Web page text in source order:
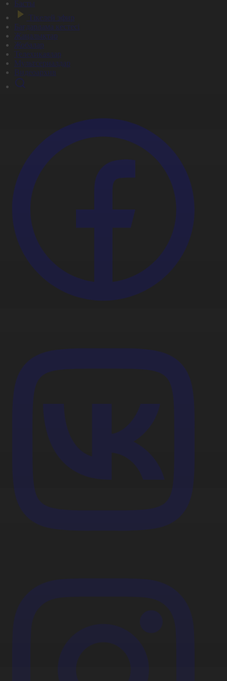
Басты
Тікелей эфир
Бағдарлама кестесі
Жаңалықтар
Жобалар
Телехикаялар
Мультсериалдар
Видеоархив